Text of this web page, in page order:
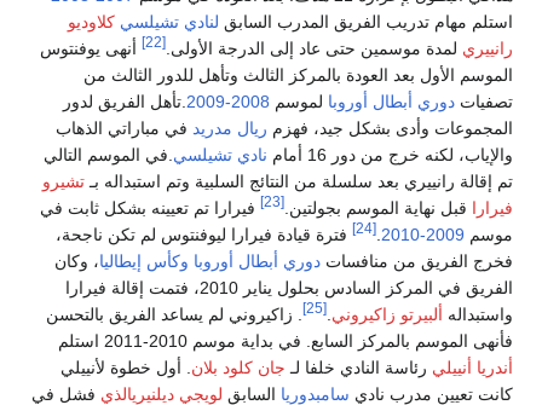
مهام تدريب الفريق المدرب السابقلنادي تشيلسي كلاوديو
لمدة موسمين حتى عاد إلى الدرجة الأولى.[22]
أنهى يوفنتوس
الأول بعد العودة بالمركز الثالث وتأهل للدور الثالث من
دوري أبطال أوروبا لموسم2008-2009
.تأهل الفريق لدور
وأدى بشكل جيد، فهزم ريال مدريد في مباراتي الذهاب
لكنه خرج من دور 16 أمام
نادي تشيلسي.في الموسم التالي
إقالة رانييري بعد سلسلة من النتائج السلبية وتم استبداله بـتشيرو
قبل نهاية الموسم بجولتين.
فيرارا تم تعيينه بشكل ثابت في
2009-2010
.
[24]
فترة قيادة فيرارا ليوفنتوس لم تكن ناجحة،
الفريق من منافساتدوري أبطال أوروبا وكأس إيطاليا ، وكان
الفريق في المركز السادس بحلول يناير 2010، فتمت إقالة فيرارا
ألبيرتو زاكيروني.
. زاكيروني لم يساعد الفريق بالتحسن
الموسم بالمركز السابع. في بداية موسم 2010-2011 استلم
أنييلي رئاسة النادي خلفا لـجان كلود بلان. أول خطوة لأنييلي
تعيين مدرب نادي سامبدورياالسابقلويجي ديلنيريالذي فشل في